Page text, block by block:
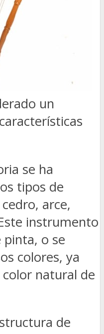
un
se ha
tipos de
arce,
instrumento
pinta, o se
colores, ya
natural de
de